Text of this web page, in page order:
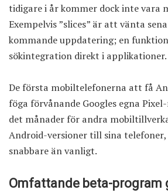
tidigare i år kommer dock inte vara
Exempelvis ”slices” är att vänta
kommande uppdatering; en
sökintegration direkt i applikationer.
De första mobiltelefonerna att få
föga förvånande Googles egna
det månader för andra
Android-versioner till sina telefoner,
snabbare än vanligt.
Omfattande beta-program